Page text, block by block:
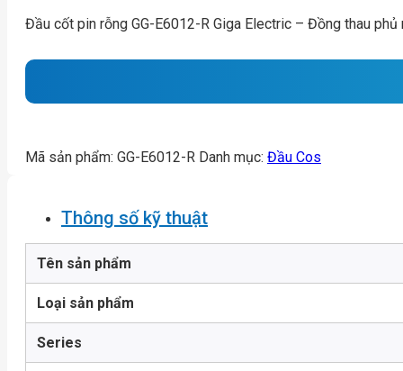
Đầu cốt pin rỗng GG-E6012-R Giga Electric – Đồng thau
Mã sản phẩm: GG-E6012-R Danh mục: Đầu Cos
Thông số kỹ thuật
Tên sản phẩm
Loại sản phẩm
Series